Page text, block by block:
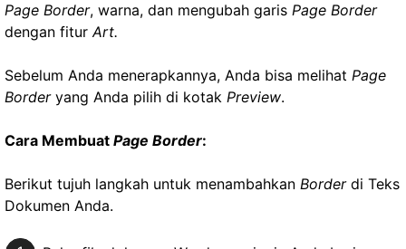
Page Border, warna, dan mengubah garis Page Border
dengan fitur Art.
Sebelum Anda menerapkannya, Anda bisa melihat Page
Borderyang Anda pilih di kotak Preview.
Cara Membuat Page Border:
Berikut tujuh langkah untuk menambahkan Borderdi Teks
Dokumen Anda.